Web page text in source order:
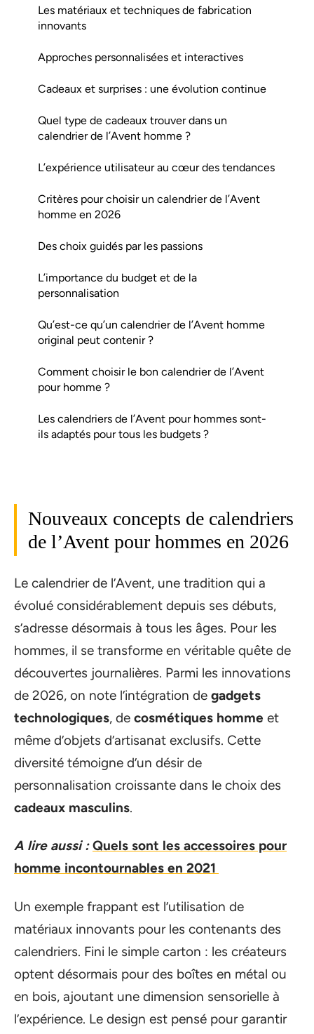
Les matériaux et techniques de fabrication
innovants
Approches personnalisées et interactives
Cadeaux et surprises : une évolution continue
Quel type de cadeaux trouver dans un
calendrier de l’Avent homme ?
L’expérience utilisateur au cœur des tendances
Critères pour choisir un calendrier de l’Avent
homme en 2026
Des choix guidés par les passions
L’importance du budget et de la
personnalisation
Qu’est-ce qu’un calendrier de l’Avent homme
original peut contenir ?
Comment choisir le bon calendrier de l’Avent
pour homme ?
Les calendriers de l’Avent pour hommes sont-
ils adaptés pour tous les budgets ?
Nouveaux concepts de calendriers
de l’Avent pour hommes en 2026
Le calendrier de l’Avent, une tradition qui a
évolué considérablement depuis ses débuts,
s’adresse désormais à tous les âges. Pour les
hommes, il se transforme en véritable quête de
découvertes journalières. Parmi les innovations
de 2026, on note l’intégration de gadgets
technologiques, de cosmétiques homme et
même d’objets d’artisanat exclusifs. Cette
diversité témoigne d’un désir de
personnalisation croissante dans le choix des
cadeaux masculins.
A lire aussi : Quels sont les accessoires pour
homme incontournables en 2021
Un exemple frappant est l’utilisation de
matériaux innovants pour les contenants des
calendriers. Fini le simple carton : les créateurs
optent désormais pour des boîtes en métal ou
en bois, ajoutant une dimension sensorielle à
l’expérience. Le design est pensé pour garantir